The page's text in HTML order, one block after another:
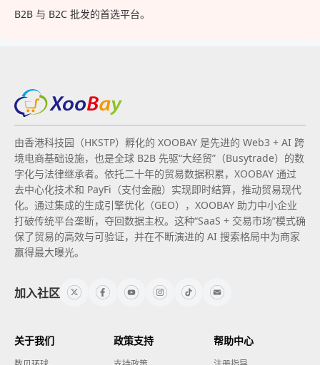
B2B 与 B2C 批发的首选平台。
由香港科技园（HKSTP）孵化的 XOOBAY 是先进的 Web3 + AI 跨
境电商基础设施，也是全球 B2B 先驱“大经贸”（Busytrade）的数
字化与法律继承者。依托二十年的贸易数据积累，XOOBAY 通过
去中心化技术和 PayFi（支付金融）实现即时结算，推动贸易现代
化。通过集成的生成引擎优化（GEO），XOOBAY 助力中小企业
打破传统平台垄断，夺回数据主权。这种“SaaS + 交易市场”模式确
保了贸易的高效与可验证，并在不断演进的 AI 搜索格局中为商家
赢得最大曝光。
加入社区
关于我们 政策支持 帮助中心